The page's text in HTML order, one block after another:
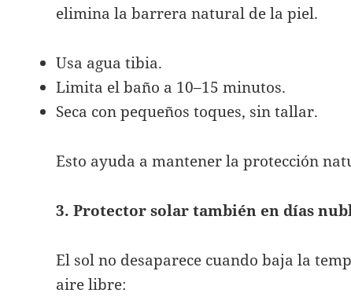
elimina la barrera natural de la piel.
Usa agua tibia.
Limita el baño a 10–15 minutos.
Seca con pequeños toques, sin tallar.
Esto ayuda a mantener la protección
3. Protector solar también en días
El sol no desaparece cuando baja la
aire libre: